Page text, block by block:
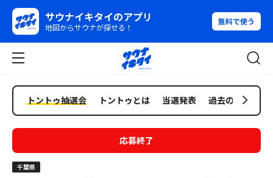
サウナイキタイのアプリ
地図からサウナが探せる！
無料で使う
トントゥ抽選会 トントゥとは 当選発表 過去の抽選会
応募終了
千葉県